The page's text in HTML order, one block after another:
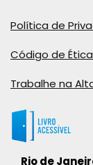
Política de
Código de
Trabalhe na
Rio de